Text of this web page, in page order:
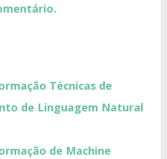
Técnicas de
de Linguagem Natural
de Machine